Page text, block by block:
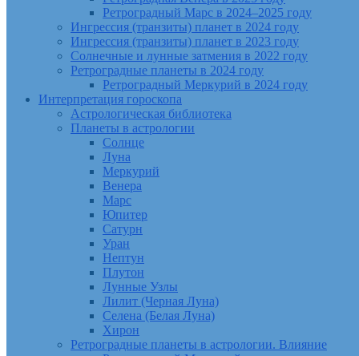
Ретроградный Марс в 2024–2025 году
Ингрессия (транзиты) планет в 2024 году
Ингрессия (транзиты) планет в 2023 году
Солнечные и лунные затмения в 2022 году
Ретроградные планеты в 2024 году
Ретроградный Меркурий в 2024 году
Интерпретация гороскопа
Астрологическая библиотека
Планеты в астрологии
Солнце
Луна
Меркурий
Венера
Марс
Юпитер
Сатурн
Уран
Нептун
Плутон
Лунные Узлы
Лилит (Черная Луна)
Селена (Белая Луна)
Хирон
Ретроградные планеты в астрологии. Влияние